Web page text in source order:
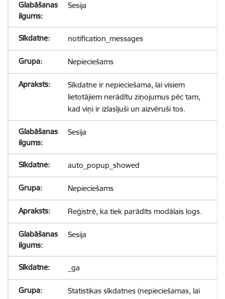
Sesija
notification_messages
Nepieciešams
Sīkdatne ir nepieciešama, lai visiem
lietotājiem nerādītu ziņojumus pēc tam,
kad viņi ir izlasījuši un aizvēruši tos.
Sesija
auto_popup_showed
Nepieciešams
Reģistrē, ka tiek parādīts modālais logs.
Sesija
_ga
Statistikas sīkdatnes (nepieciešamas, lai